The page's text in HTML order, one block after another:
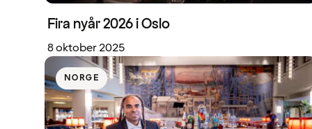
Fira nyår 2026 i Oslo
8 oktober 2025
NORGE